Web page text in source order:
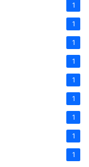
1
1
1
1
1
1
1
1
1